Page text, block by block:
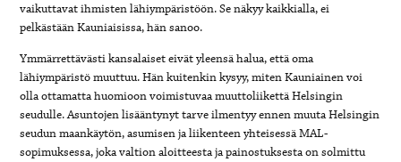
vaikuttavat ihmisten lähiympäristöön. Se näkyy kaikkialla, ei
pelkästään Kauniaisissa, hän sanoo.
Ymmärrettävästi kansalaiset eivät yleensä halua, että oma
lähiympäristö muuttuu. Hän kuitenkin kysyy, miten Kauniainen voi
olla ottamatta huomioon voimistuvaa muuttoliikettä Helsingin
seudulle. Asuntojen lisääntynyt tarve ilmentyy ennen muuta Helsingin
seudun maankäytön, asumisen ja liikenteen yhteisessä MAL-
sopimuksessa, joka valtion aloitteesta ja painostuksesta on solmittu